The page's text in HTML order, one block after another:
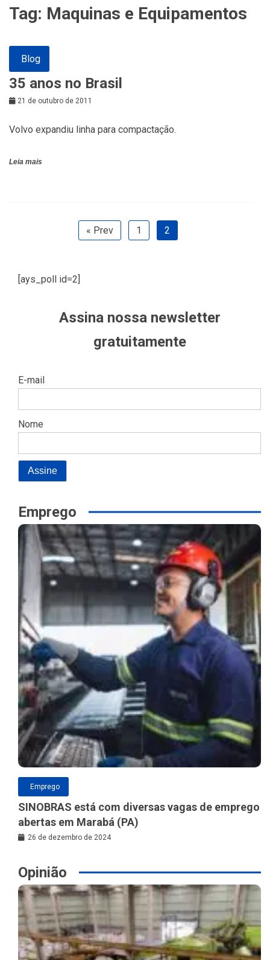
Tag: Maquinas e Equipamentos
Blog
35 anos no Brasil
21 de outubro de 2011
Volvo expandiu linha para compactação.
Leia mais
« Prev 1 2
[ays_poll id=2]
Assina nossa newsletter
gratuitamente
E-mail
Nome
Emprego
Emprego
SINOBRAS está com diversas vagas de emprego
abertas em Marabá (PA)
26 de dezembro de 2024
Opinião